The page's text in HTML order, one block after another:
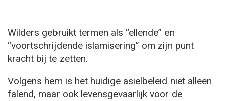
Wilders gebruikt termen als “ellende” en
“voortschrijdende islamisering” om zijn punt
kracht bij te zetten.
Volgens hem is het huidige asielbeleid niet alleen
falend, maar ook levensgevaarlijk voor de